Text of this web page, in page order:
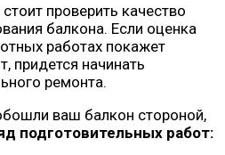
проверить качество
балкона. Если оценка
работах покажет
придется начинать
ремонта.
ваш балкон стороной,
подготовительных работ: